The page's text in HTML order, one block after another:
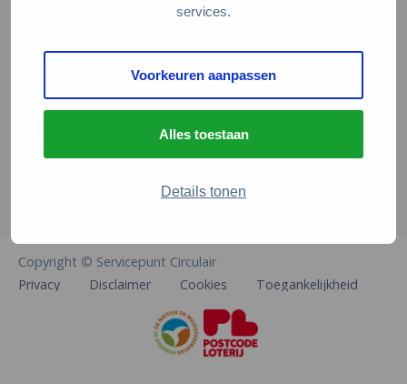
services.
Voorkeuren aanpassen
Alles toestaan
Details tonen
De Natuur en Milieufederaties
Arthur van Schendelstraat 600
info@natuurenmilieufederaties.nl
Copyright © Servicepunt Circulair
Privacy
Disclaimer Cookies Toegankelijkheid